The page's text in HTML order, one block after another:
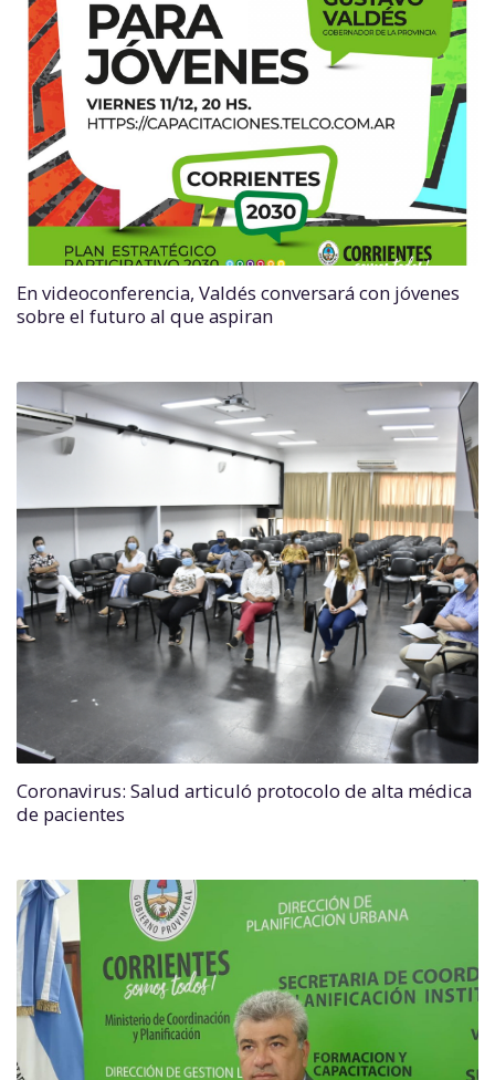
En videoconferencia, Valdés conversará con jóvenes
sobre el futuro al que aspiran
Coronavirus: Salud articuló protocolo de alta médica
de pacientes